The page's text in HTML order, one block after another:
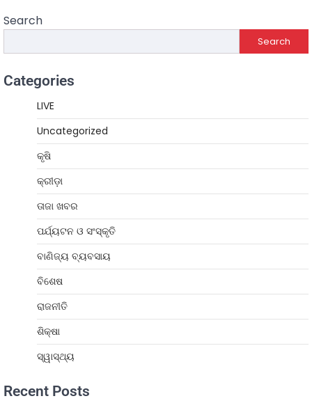
Search
Search
Categories
LIVE
Uncategorized
କୃଷି
କ୍ରୀଡ଼ା
ତାଜା ଖବର
ପର୍ଯ୍ୟଟନ ଓ ସଂସ୍କୃତି
ବାଣିଜ୍ୟ ବ୍ୟବସାୟ
ବିଶେଷ
ରାଜନୀତି
ଶିକ୍ଷା
ସ୍ୱାସ୍ଥ୍ୟ
Recent Posts